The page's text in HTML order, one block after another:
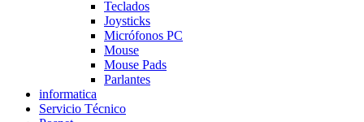
Teclados
Joysticks
Micrófonos PC
Mouse
Mouse Pads
Parlantes
informatica
Servicio Técnico